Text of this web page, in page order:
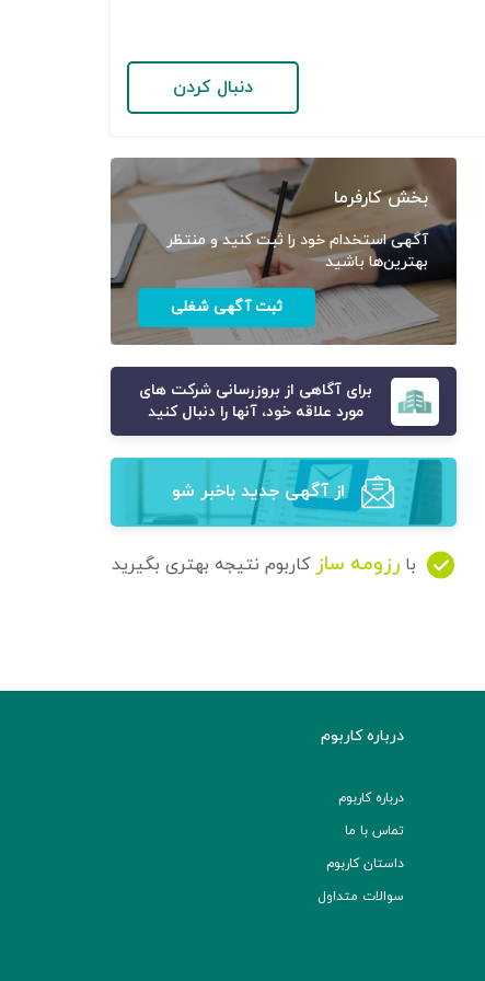
دنبال کردن
بخش کارفرما
آگهی استخدام خود را ثبت کنید و منتظر
بهترین‌ها باشید
ثبت آگهی شغلی
برای آگاهی از بروزرسانی شرکت های
مورد علاقه خود، آنها را دنبال کنید
از آگهی‌ جدید باخبر شو
با رزومه ساز کاربوم نتیجه بهتری بگیرید
درباره کاربوم
درباره کاربوم
تماس با ما
داستان کاربوم
سوالات متداول